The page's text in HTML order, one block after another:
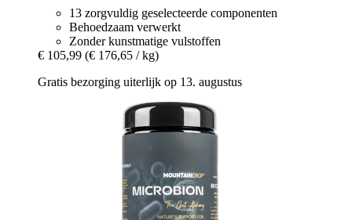
13 zorgvuldig geselecteerde componenten
Behoedzaam verwerkt
Zonder kunstmatige vulstoffen
€ 105,99 (€ 176,65 / kg)
Gratis bezorging uiterlijk op 13. augustus